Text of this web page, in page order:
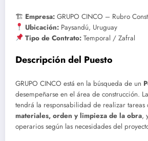
🏗 Empresa: GRUPO CINCO – Rubro
Ubicación: Paysandú, Uruguay
Tipo de Contrato: Temporal / Zafral
Descripción del Puesto
GRUPO CINCO está en la búsqueda de un
desempeñarse en el área de construcción.
tendrá la responsabilidad de realizar tareas
materiales, orden y limpieza de la obra,
operarios según las necesidades del